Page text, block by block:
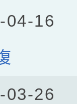
04-16
03-26